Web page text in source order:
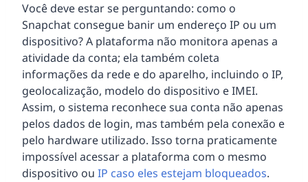
Você deve estar se perguntando: como o
Snapchat consegue banir um endereço IP ou um
dispositivo? A plataforma não monitora apenas a
atividade da conta; ela também coleta
informações da rede e do aparelho, incluindo o IP,
geolocalização, modelo do dispositivo e IMEI.
Assim, o sistema reconhece sua conta não apenas
pelos dados de login, mas também pela conexão e
pelo hardware utilizado. Isso torna praticamente
impossível acessar a plataforma com o mesmo
dispositivo ou IP caso eles estejam bloqueados.